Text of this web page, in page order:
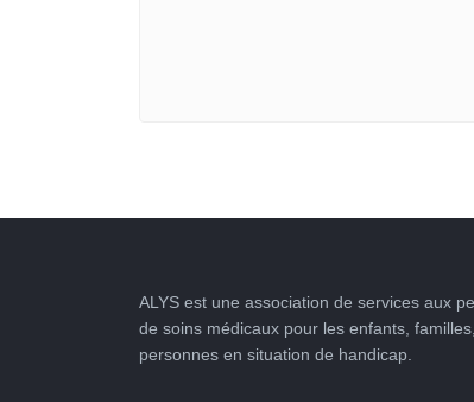
ALYS est une association de services aux
de soins médicaux pour les enfants,
personnes en situation de handicap.